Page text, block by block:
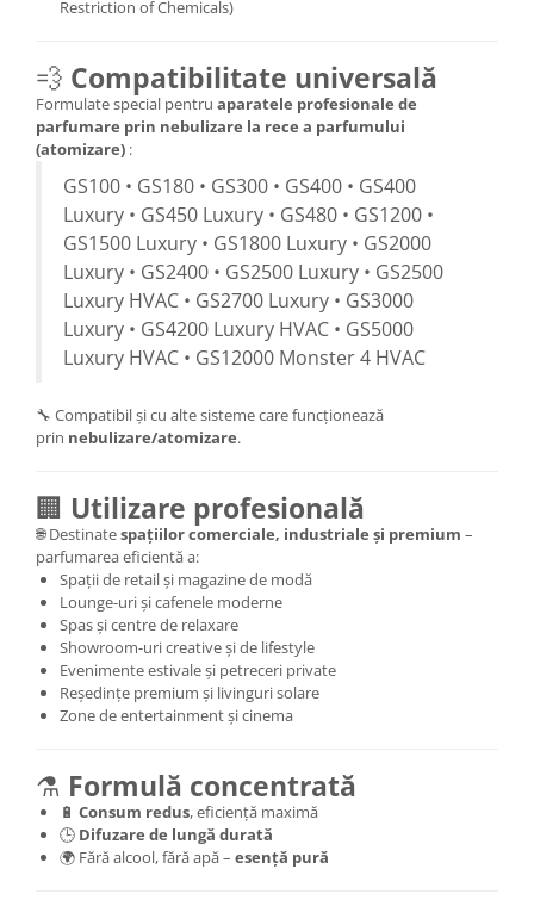
Restriction of Chemicals)
💨 Compatibilitate universală
Formulate special pentru aparatele profesionale de
parfumare prin nebulizare la rece a parfumului
(atomizare) :
GS100 • GS180 • GS300 • GS400 • GS400
Luxury • GS450 Luxury • GS480 • GS1200 •
GS1500 Luxury • GS1800 Luxury • GS2000
Luxury • GS2400 • GS2500 Luxury • GS2500
Luxury HVAC • GS2700 Luxury • GS3000
Luxury • GS4200 Luxury HVAC • GS5000
Luxury HVAC • GS12000 Monster 4 HVAC
🔧 Compatibil și cu alte sisteme care funcționează
prin nebulizare/atomizare.
🏢 Utilizare profesională
🌐 Destinatespațiilor comerciale, industriale și premium –
parfumarea eficientă a:
Spații de retail și magazine de modă
Lounge-uri și cafenele moderne
Spas și centre de relaxare
Showroom-uri creative și de lifestyle
Evenimente estivale și petreceri private
Reședințe premium și livinguri solare
Zone de entertainment și cinema
⚗️ Formulă concentrată
🔋 Consum redus, eficiență maximă
🕒 Difuzare de lungă durată
🌍 Fără alcool, fără apă – esență pură